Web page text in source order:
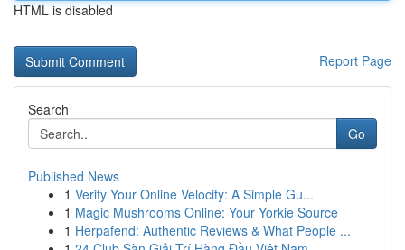
HTML is disabled
Report Page
Search
Go
Published News
1 Verify Your Online Velocity: A Simple Gu...
1 Magic Mushrooms Online: Your Yorkie Source
1 Herpafend: Authentic Reviews & What People ...